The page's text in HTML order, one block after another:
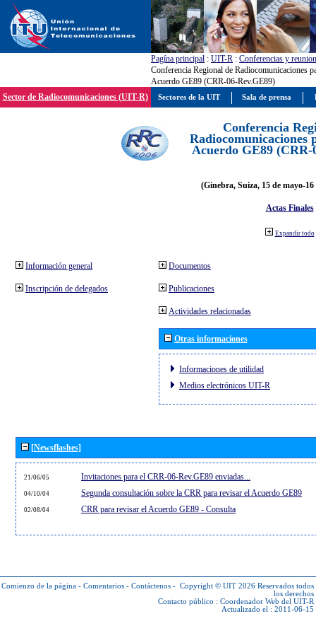
Pagína principal : UIT-R : Conferencias y
Conferencia Regional de Radiocomunicaciones
Acuerdo GE89 (CRR-06-Rev.GE89)
Sector de Radiocomunicaciones (UIT-R)
Conferencia
Radiocomunicaciones
Acuerdo GE89 (CRR-
(Ginebra, Suiza, 15 de mayo-
Actas Finales
Expandir todo
Información general
Inscripción de delegados
Documentos
Publicaciones
Actividades relacionadas
Otras informaciones
Informaciones de utilidad
Medios electrónicos UIT-R
[Newsflashes]
21/06/05 Invitaciones para el CRR-06-Rev.GE89 enviadas...
04/10/04 Segunda consultación sobre la CRR para revisar el Acuerdo GE89
02/08/04 CRR para revisar el Acuerdo GE89 - Consulta
Comienzo de la página - Comentarios - Contáctenos - Copyright © UIT 2026 Reservados todos
los derechos
Contacto público : Coordenador Web del UIT-R
Actualizado el : 2011-06-15
Sectores de la UIT Sala de prensa